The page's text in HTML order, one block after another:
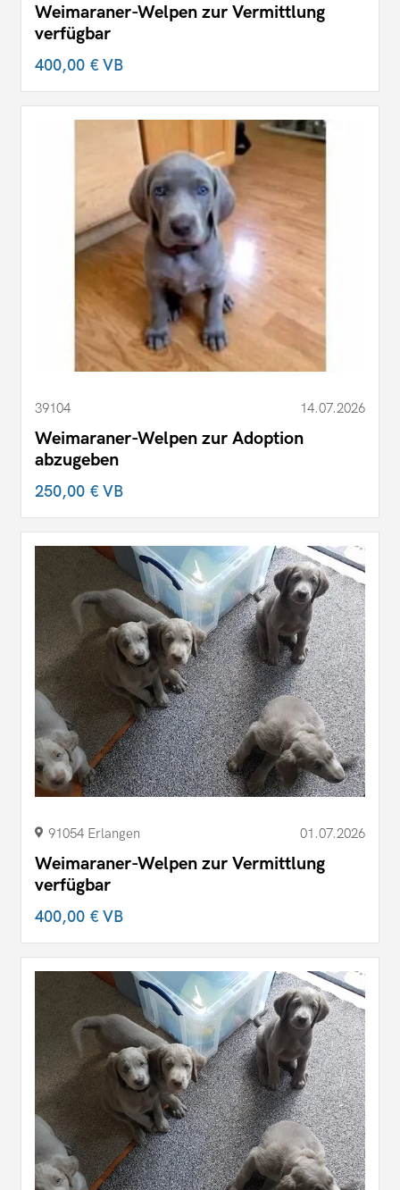
Weimaraner-Welpen zur Vermittlung
verfügbar
400,00 €VB
39104 14.07.2026
Weimaraner-Welpen zur Adoption
abzugeben
250,00 €VB
91054 Erlangen 01.07.2026
Weimaraner-Welpen zur Vermittlung
verfügbar
400,00 €VB